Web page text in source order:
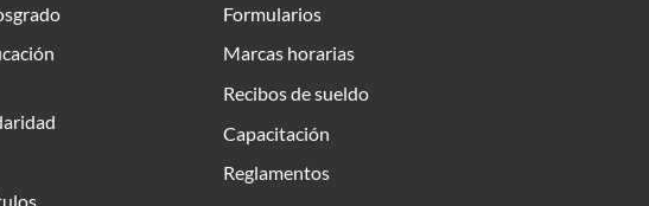
Formularios
Marcas horarias
Recibos de sueldo
Capacitación
Reglamentos